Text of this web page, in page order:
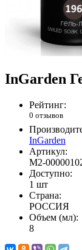
InGarden
Рейтинг:
0 отзывов
InGarden
Артикул:
М2-
Доступно:
1 шт
Страна:
РОССИЯ
Объем (мл):
8